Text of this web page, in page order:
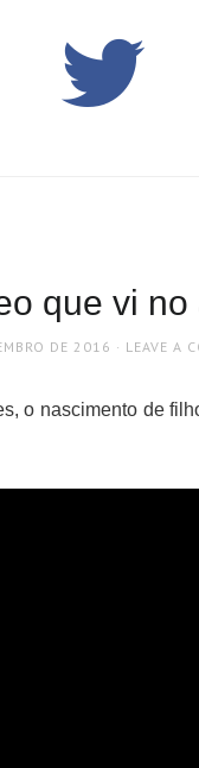
que vi
DE 2016 LEAVE A
o nascimento de